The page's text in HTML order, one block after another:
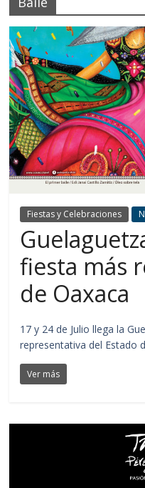
Fiestas y Celebraciones
fiesta más
de Oaxaca
17 y 24 de Julio llega la
representativa del Estado
Ver más